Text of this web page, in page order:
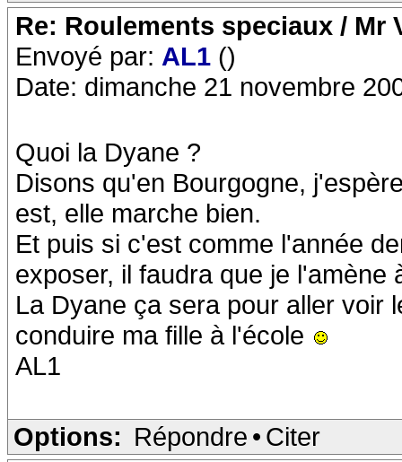
Re: Roulements speciaux / Mr
Envoyé par: AL1 ()
Date: dimanche 21 novembre
Quoi la Dyane ?
Disons qu'en Bourgogne,
est, elle marche bien.
Et puis si c'est comme l'année
exposer, il faudra que je l'amène
La Dyane ça sera pour aller voir
conduire ma fille à l'école
AL1
Options: Répondre • Citer